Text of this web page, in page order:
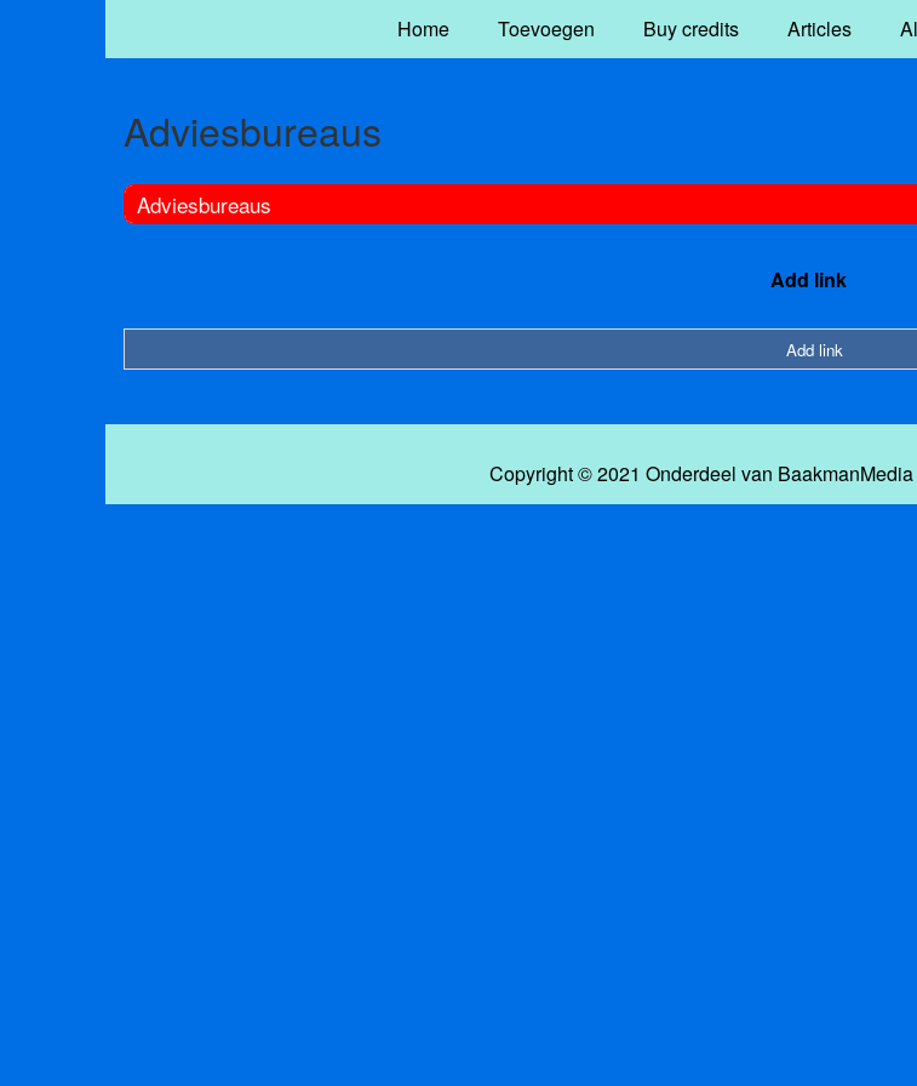
Home Toevoegen Buy credits Articles
Adviesbureaus
Adviesbureaus
Add link
Add link
Copyright © 2021 Onderdeel van BaakmanMedia